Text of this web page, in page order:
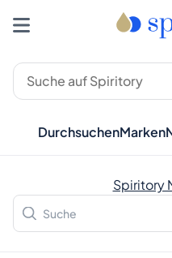
DurchsuchenMarken
Spiritory